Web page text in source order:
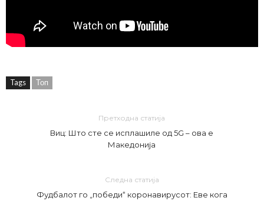
Tags Топ
Претходна статија
Виц: Што сте се исплашиле од 5G – ова е
Македонија
Следна статија
Фудбалот го „победи“ коронавирусот: Еве кога